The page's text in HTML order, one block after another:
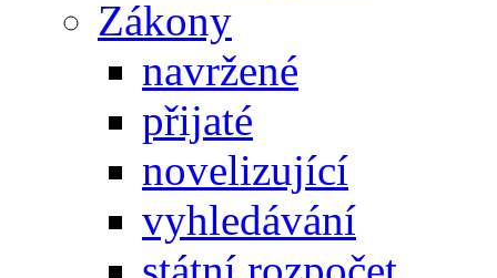
Zákony
navržené
přijaté
novelizující
vyhledávání